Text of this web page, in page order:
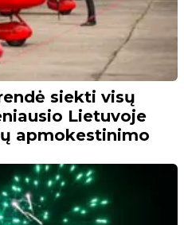
siekti visų
Lietuvoje
apmokestinimo